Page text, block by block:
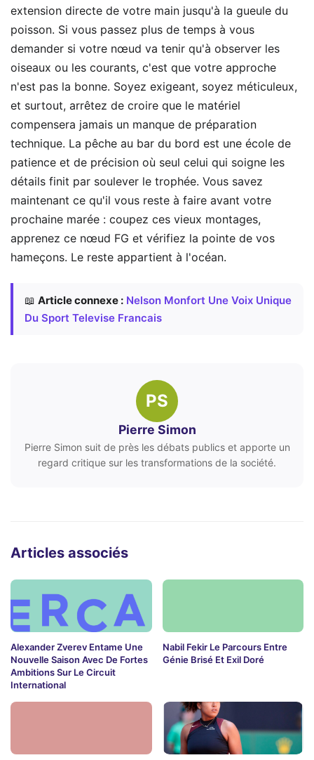
extension directe de votre main jusqu'à la gueule du
poisson. Si vous passez plus de temps à vous
demander si votre nœud va tenir qu'à observer les
oiseaux ou les courants, c'est que votre approche
n'est pas la bonne. Soyez exigeant, soyez méticuleux,
et surtout, arrêtez de croire que le matériel
compensera jamais un manque de préparation
technique. La pêche au bar du bord est une école de
patience et de précision où seul celui qui soigne les
détails finit par soulever le trophée. Vous savez
maintenant ce qu'il vous reste à faire avant votre
prochaine marée : coupez ces vieux montages,
apprenez ce nœud FG et vérifiez la pointe de vos
hameçons. Le reste appartient à l'océan.
📖 Article connexe : Nelson Monfort Une Voix Unique
Du Sport Televise Francais
PS
Pierre Simon
Pierre Simon suit de près les débats publics et apporte un
regard critique sur les transformations de la société.
Articles associés
Alexander Zverev Entame Une
Nouvelle Saison Avec De Fortes
Ambitions Sur Le Circuit
International
Nabil Fekir Le Parcours Entre
Génie Brisé Et Exil Doré